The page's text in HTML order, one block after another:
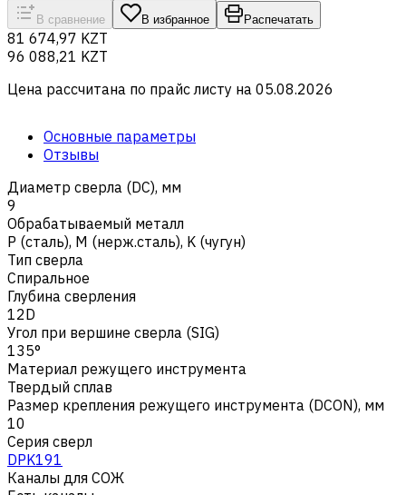
В сравнение В избранное Распечатать
81 674,97 KZT
96 088,21 KZT
Цена рассчитана по прайс листу на 05.08.2026
Основные параметры
Отзывы
Диаметр сверла (DC), мм
9
Обрабатываемый металл
Р (сталь), M (нерж.сталь), K (чугун)
Тип сверла
Спиральное
Глубина сверления
12D
Угол при вершине сверла (SIG)
135°
Материал режущего инструмента
Твердый сплав
Размер крепления режущего инструмента (DCON), мм
10
Серия сверл
DPK191
Каналы для СОЖ